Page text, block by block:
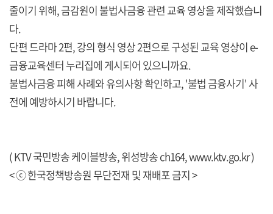
줄이기 위해, 금감원이 불법사금융 관련 교육 영상을 제작했습니
다.
단편 드라마 2편, 강의 형식 영상 2편으로 구성된 교육 영상이 e-
금융교육센터 누리집에 게시되어 있으니까요.
불법사금융 피해 사례와 유의사항 확인하고, '불법 금융사기' 사
전에 예방하시기 바랍니다.
( KTV 국민방송 케이블방송, 위성방송 ch164,www.ktv.go.kr)
< ⓒ 한국정책방송원 무단전재 및 재배포 금지 >